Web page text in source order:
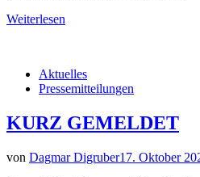
Weiterlesen
Aktuelles
Pressemitteilungen
KURZ GEMELDET
von Dagmar Digruber17. Oktober